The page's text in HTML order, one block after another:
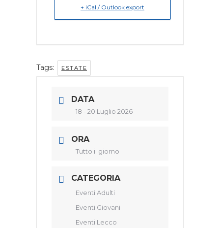
+ iCal / Outlook export
Tags: ESTATE
DATA
18 - 20 Luglio 2026
ORA
Tutto il giorno
CATEGORIA
Eventi Adulti
Eventi Giovani
Eventi Lecco